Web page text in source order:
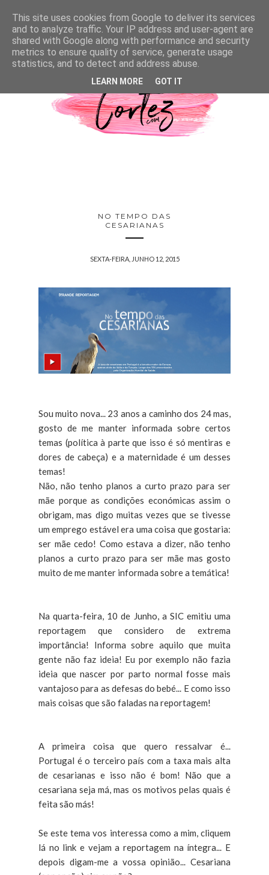
NO TEMPO DAS
CESARIANAS
SEXTA-FEIRA, JUNHO 12, 2015
Sou muito nova... 23 anos a caminho dos 24 mas,
gosto de me manter informada sobre certos
temas (política à parte que isso é só mentiras e
dores de cabeça) e a maternidade é um desses
temas!
Não, não tenho planos a curto prazo para ser
mãe porque as condições económicas assim o
obrigam, mas digo muitas vezes que se tivesse
um emprego estável era uma coisa que gostaria:
ser mãe cedo! Como estava a dizer, não tenho
planos a curto prazo para ser mãe mas gosto
muito de me manter informada sobre a temática!
Na quarta-feira, 10 de Junho, a SIC emitiu uma
reportagem que considero de extrema
importância! Informa sobre aquilo que muita
gente não faz ideia! Eu por exemplo não fazia
ideia que nascer por parto normal fosse mais
vantajoso para as defesas do bebé... E como isso
mais coisas que são faladas na reportagem!
A primeira coisa que quero ressalvar é...
Portugal é o terceiro país com a taxa mais alta
de cesarianas e isso não é bom! Não que a
cesariana seja má, mas os motivos pelas quais é
feita são más!
Se este tema vos interessa como a mim, cliquem
lá no link e vejam a reportagem na íntegra... E
depois digam-me a vossa opinião... Cesariana
This site uses cookies from Google to deliver its services
and to analyze traffic. Your IP address and user-agent are
shared with Google along with performance and security
metrics to ensure quality of service, generate usage
statistics, and to detect and address abuse.
LEARN MORE GOT IT